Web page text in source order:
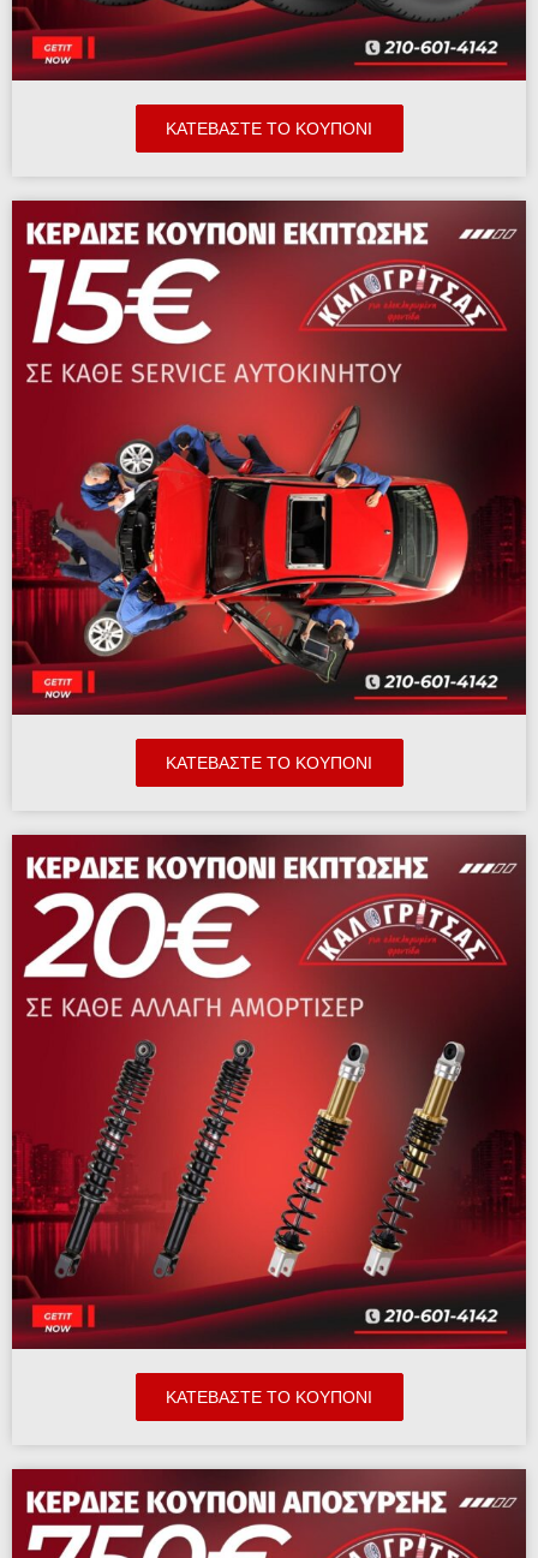
ΚΑΤΕΒΆΣΤΕ ΤΟ ΚΟΥΠΟΝΙ
ΚΑΤΕΒΆΣΤΕ ΤΟ ΚΟΥΠΟΝΙ
ΚΑΤΕΒΆΣΤΕ ΤΟ ΚΟΥΠΟΝΙ